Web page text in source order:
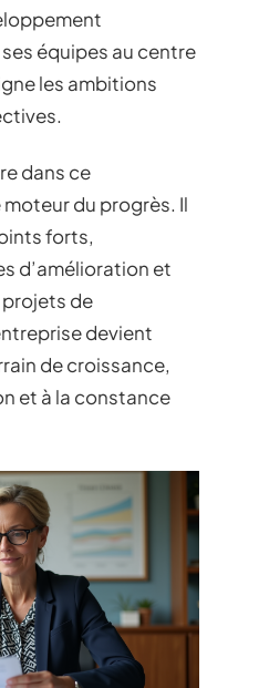
équipes au centre
les ambitions
dans ce
du progrès. Il
forts,
d’amélioration et
projets de
devient
de croissance,
et à la constance